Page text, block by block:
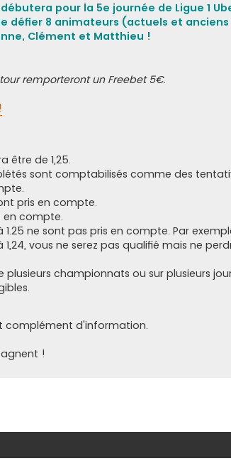
pour la 5e journée de Ligue 1
défier 8 animateurs (actuels et
Clément et Matthieu !
remporteront un Freebet 5€.
être de 1,25.
sont comptabilisés comme des
pris en compte.
en compte.
ne sont pas pris en compte. Par
vous ne serez pas qualifié mais ne
championnats ou sur plusieurs
complément d'information.
!